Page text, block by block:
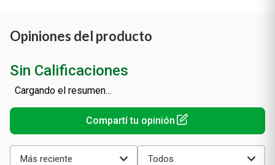
Opiniones del producto
Sin Calificaciones
Cargando el resumen…
Más reciente Todos